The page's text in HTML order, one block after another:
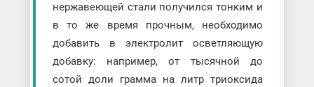
нержавеющей стали получился тонким и
в то же время прочным, необходимо
добавить в электролит осветляющую
добавку: например, от тысячной до
сотой доли грамма на литр триоксида